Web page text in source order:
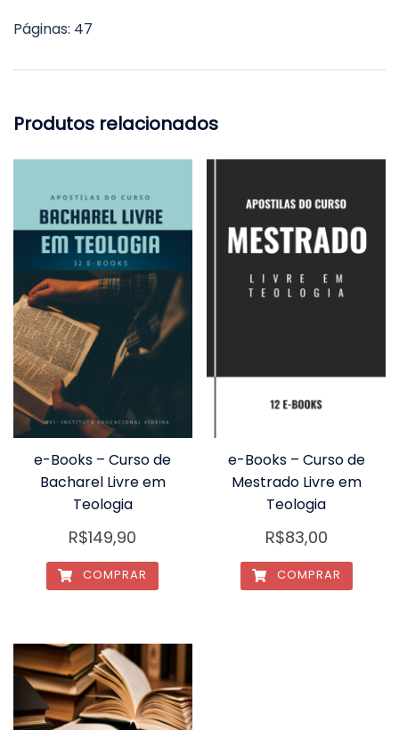
Páginas: 47
Produtos relacionados
e-Books – Curso de
Bacharel Livre em
Teologia
R$149,90
COMPRAR
e-Books – Curso de
Mestrado Livre em
Teologia
R$83,00
COMPRAR